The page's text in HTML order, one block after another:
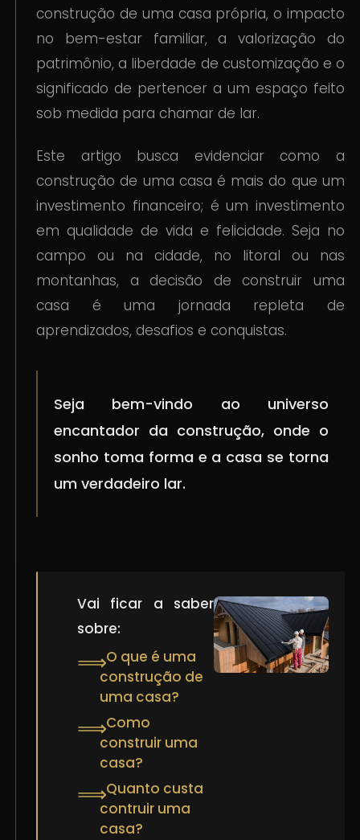
construção de uma casa própria, o impacto
no bem-estar familiar, a valorização do
patrimônio, a liberdade de customização e o
significado de pertencer a um espaço feito
sob medida para chamar de lar.
Este artigo busca evidenciar como a
construção de uma casa é mais do que um
investimento financeiro; é um investimento
em qualidade de vida e felicidade. Seja no
campo ou na cidade, no litoral ou nas
montanhas, a decisão de construir uma
casa é uma jornada repleta de
aprendizados, desafios e conquistas.
Seja bem-vindo ao universo
encantador da construção, onde o
sonho toma forma e a casa se torna
um verdadeiro lar.
Vai ficar a saber
sobre:
⟹O que é uma
construção de
uma casa?
⟹Como
construir uma
casa?
⟹Quanto custa
contruir uma
casa?